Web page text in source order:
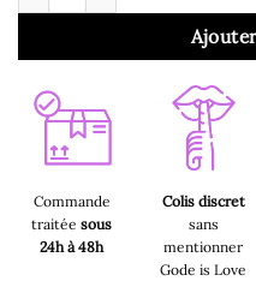
Commande
traitée sous
24h à 48h
Colis discret
sans
mentionner
Gode is Love